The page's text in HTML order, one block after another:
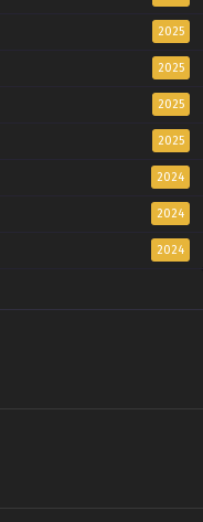
2025
2025
2025
2025
2024
2024
2024